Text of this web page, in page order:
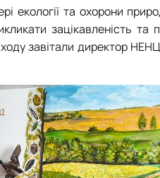
екології та охорони
зацікавленість та
завітали директор НЕНЦ